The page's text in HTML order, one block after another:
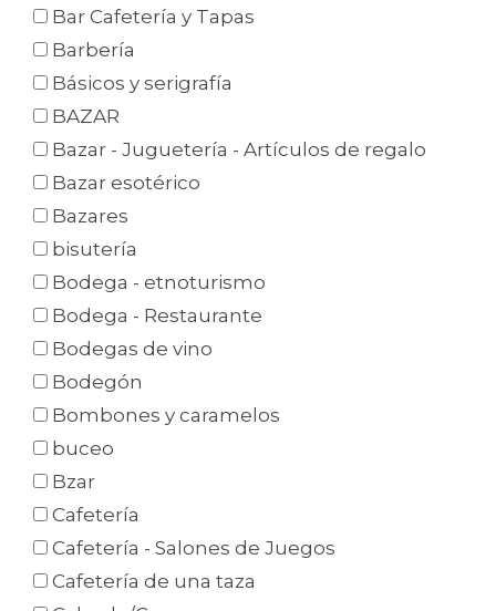
Bar Cafetería y Tapas
Barbería
Básicos y serigrafía
BAZAR
Bazar - Juguetería - Artículos de regalo
Bazar esotérico
Bazares
bisutería
Bodega - etnoturismo
Bodega - Restaurante
Bodegas de vino
Bodegón
Bombones y caramelos
buceo
Bzar
Cafetería
Cafetería - Salones de Juegos
Cafetería de una taza